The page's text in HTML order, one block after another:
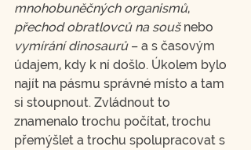
mnohobuněčných organismů,
přechod obratlovců na souš nebo
vymírání dinosaurů – a s časovým
údajem, kdy k ní došlo. Úkolem bylo
najít na pásmu správné místo a tam
si stoupnout. Zvládnout to
znamenalo trochu počítat, trochu
přemýšlet a trochu spolupracovat s